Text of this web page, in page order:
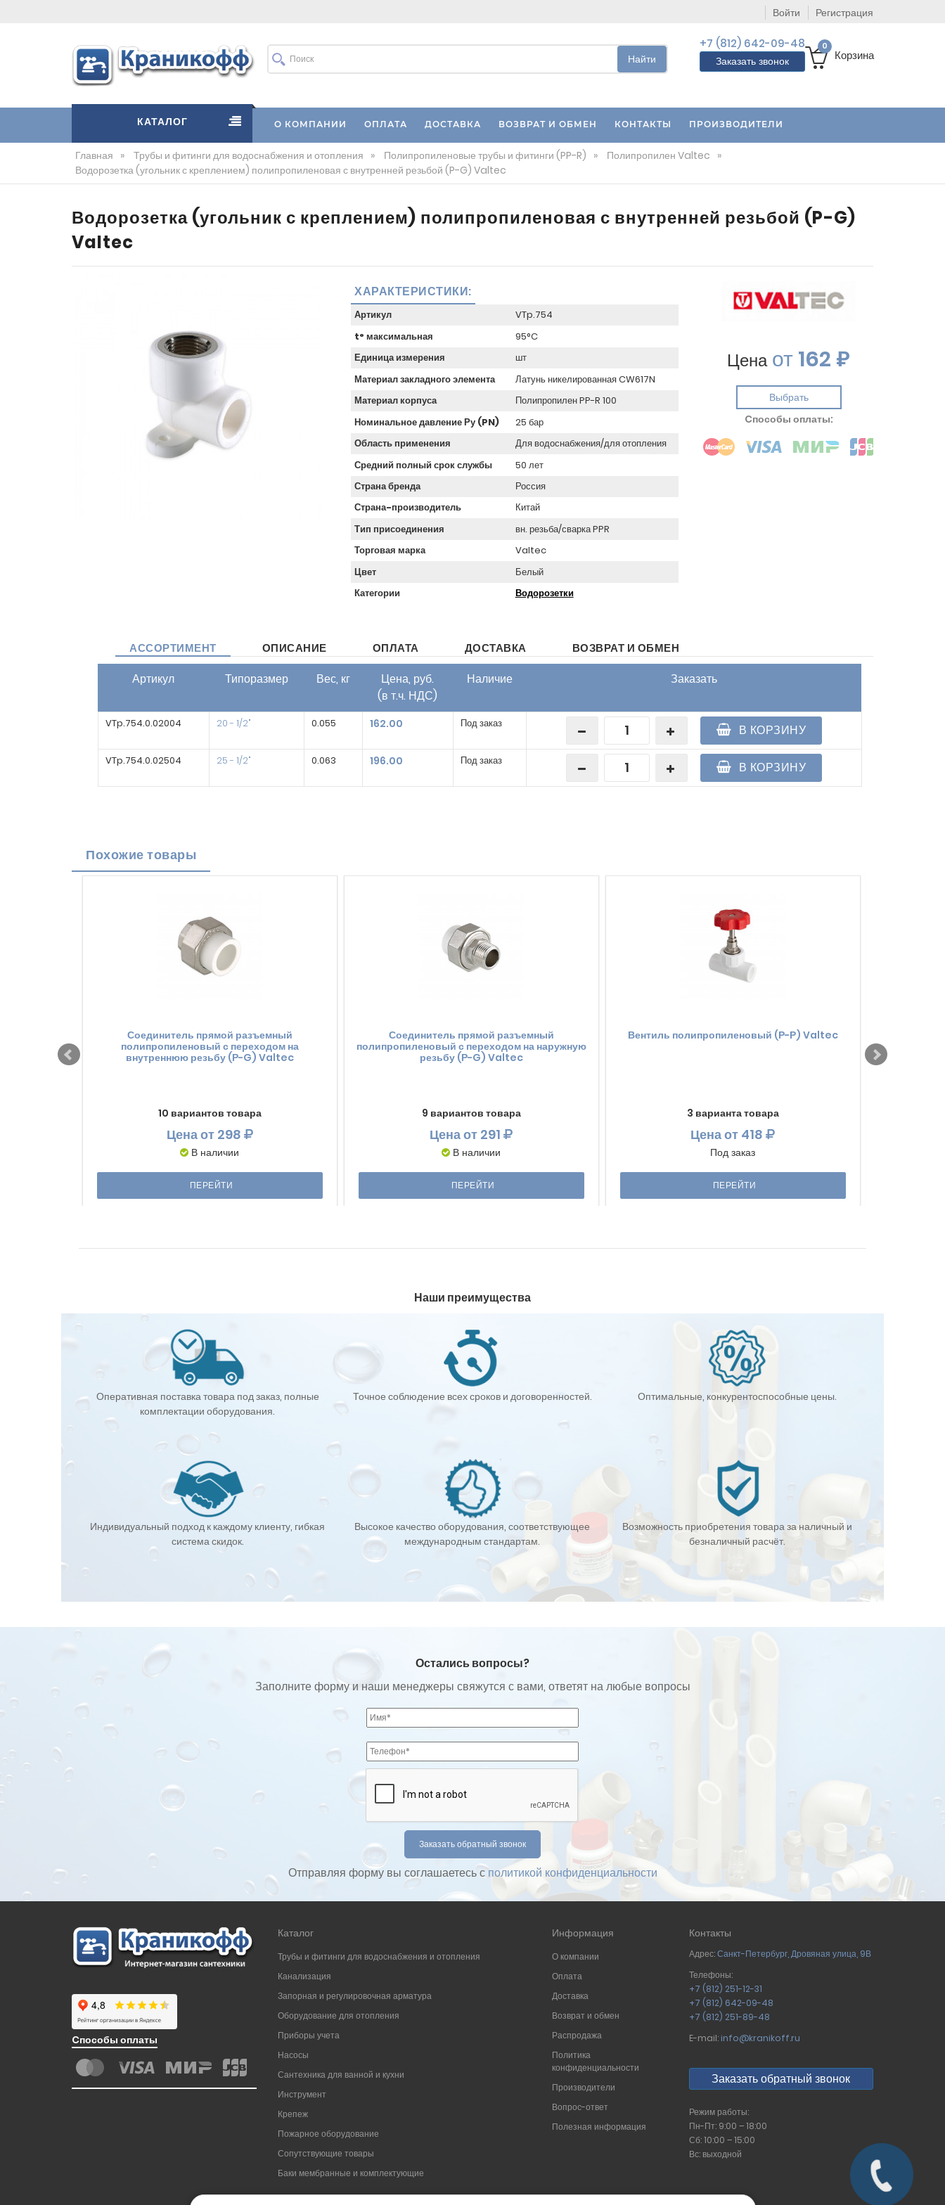
Войти Регистрация
Найти
+7 (812) 642-09-48
Заказать звонок
0
Корзина
КАТАЛОГ О КОМПАНИИ ОПЛАТА ДОСТАВКА ВОЗВРАТ И ОБМЕН КОНТАКТЫ ПРОИЗВОДИТЕЛИ
Главная » Трубы и фитинги для водоснабжения и отопления » Полипропиленовые трубы и фитинги (PP-R) » Полипропилен Valtec »
Водорозетка (угольник с креплением) полипропиленовая с внутренней резьбой (P-G) Valtec
Водорозетка (угольник с креплением) полипропиленовая с внутренней резьбой (P-G)
Valtec
ХАРАКТЕРИСТИКИ:
Артикул
VTp.754
t° максимальная
95°C
Единица измерения
шт
Материал закладного элемента
Латунь никелированная CW617N
Материал корпуса
Полипропилен PP-R 100
Номинальное давление Ру (PN)
25 бар
Область применения
Для водоснабжения/для отопления
Средний полный срок службы
50 лет
Страна бренда
Россия
Страна-производитель
Китай
Тип присоединения
вн. резьба/сварка PPR
Торговая марка
Valtec
Цвет
Белый
Категории
Водорозетки
Ценаот162 ₽
Выбрать
Cпособы оплаты:
АССОРТИМЕНТ ОПИСАНИЕ ОПЛАТА ДОСТАВКА ВОЗВРАТ И ОБМЕН
Артикул Типоразмер Вес, кг
Цена, руб.
(в т.ч. НДС)
Наличие Заказать
VTp.754.0.02004 20 - 1/2" 0.055 162.00 Под заказ В КОРЗИНУ
VTp.754.0.02504 25 - 1/2" 0.063 196.00 Под заказ В КОРЗИНУ
Похожие товары
Соединитель прямой разъемный
полипропиленовый с переходом на
внутреннюю резьбу (Р-G) Valtec
10 вариантов товара
Ценаот 298
В наличии
ПЕРЕЙТИ
Соединитель прямой разъемный
полипропиленовый с переходом на наружную
резьбу (Р-G) Valtec
9 вариантов товара
Ценаот 291
В наличии
ПЕРЕЙТИ
Вентиль полипропиленовый (Р-Р) Valtec
3 варианта товара
Ценаот 418
Под заказ
ПЕРЕЙТИ
Наши преимущества
Оперативная поставка товара под заказ, полные
комплектации оборудования.
Точное соблюдение всех сроков и договоренностей. Оптимальные, конкурентоспособные цены.
Индивидуальный подход к каждому клиенту, гибкая
система скидок.
Высокое качество оборудования, соответствующее
международным стандартам.
Возможность приобретения товара за наличный и
безналичный расчёт.
Остались вопросы?
Заполните форму и наши менеджеры свяжутся с вами, ответят на любые вопросы
Отправляя форму вы соглашаетесь с политикой конфиденциальности
Cпособы оплаты
Каталог
Трубы и фитинги для водоснабжения и отопления
Канализация
Запорная и регулировочная арматура
Оборудование для отопления
Приборы учета
Насосы
Сантехника для ванной и кухни
Инструмент
Крепеж
Пожарное оборудование
Сопутствующие товары
Баки мембранные и комплектующие
Информация
О компании
Оплата
Доставка
Возврат и обмен
Распродажа
Политика
конфиденциальности
Производители
Вопрос-ответ
Полезная информация
Контакты
Адрес:Санкт-Петербург, Дровяная улица, 9В
Телефоны:
+7 (812) 251-12-31
+7 (812) 642-09-48
+7 (812) 251-89-48
E-mail: info@kranikoff.ru
Заказать обратный звонок
Режим работы:
Пн-Пт: 9:00 – 18:00
Сб: 10:00 – 15:00
Вс: выходной